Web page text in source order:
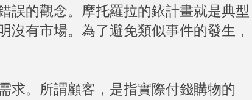
誤的觀念。摩托羅拉的銥計畫就是典型
有市場。為了避免類似事件的發生，
求。所謂顧客，是指實際付錢購物的